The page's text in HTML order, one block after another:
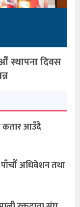
स्थापना दिवस
कतार आउँदै
अधिवेशन तथा